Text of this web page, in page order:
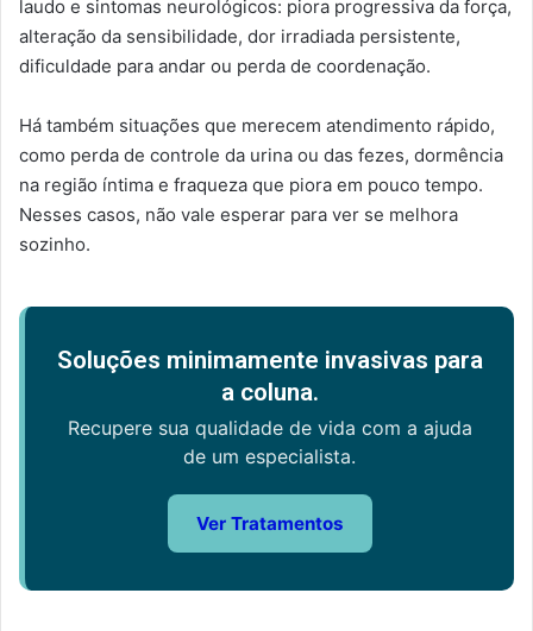
laudo e sintomas neurológicos: piora progressiva da força,
alteração da sensibilidade, dor irradiada persistente,
dificuldade para andar ou perda de coordenação.
Há também situações que merecem atendimento rápido,
como perda de controle da urina ou das fezes, dormência
na região íntima e fraqueza que piora em pouco tempo.
Nesses casos, não vale esperar para ver se melhora
sozinho.
Soluções minimamente invasivas para
a coluna.
Recupere sua qualidade de vida com a ajuda
de um especialista.
Ver Tratamentos